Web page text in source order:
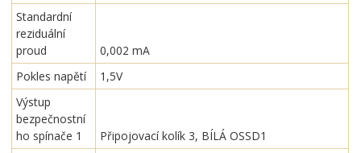
Standardní
reziduální
proud
0,002 mA
Pokles napětí
1,5V
Výstup
bezpečnostní
ho spínače 1
Připojovací kolík 3, BÍLÁ OSSD1